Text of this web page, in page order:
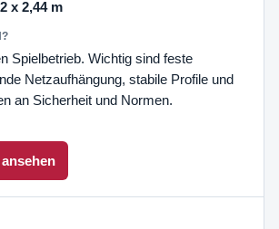
x 2,44 m
Spielbetrieb. Wichtig sind feste
Netzaufhängung, stabile Profile und
an Sicherheit und Normen.